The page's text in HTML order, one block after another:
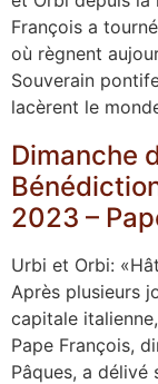
François a
où règnent
Souverain
lacèrent le
Dimanche
2023 –
Urbi et Orbi:
Après plusieurs
capitale
Pape François,
Pâques, a délivé